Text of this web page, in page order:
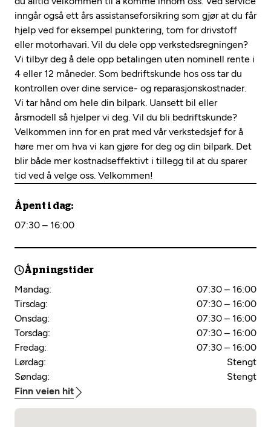
inngår også ett års assistanseforsikring som gjør at du får
hjelp ved for eksempel punktering, tom for drivstoff
eller motorhavari. Vil du dele opp verkstedsregningen?
Vi tilbyr deg å dele opp betalingen uten nominell rente i
4 eller 12 måneder. Som bedriftskunde hos oss tar du
kontrollen over dine service- og reparasjonskostnader.
Vi tar hånd om hele din bilpark. Uansett bil eller
årsmodell så hjelper vi deg. Vil du bli bedriftskunde?
Velkommen inn for en prat med vår verkstedsjef for å
høre mer om hva vi kan gjøre for deg og din bilpark. Det
blir både mer kostnadseffektivt i tillegg til at du sparer
tid ved å velge oss. Velkommen!
Åpent i dag:
07:30 – 16:00
Åpningstider
Mandag:
07:30 – 16:00
Tirsdag:
07:30 – 16:00
Onsdag:
07:30 – 16:00
Torsdag:
07:30 – 16:00
Fredag:
07:30 – 16:00
Lørdag:
Stengt
Søndag:
Stengt
Finn veien hit